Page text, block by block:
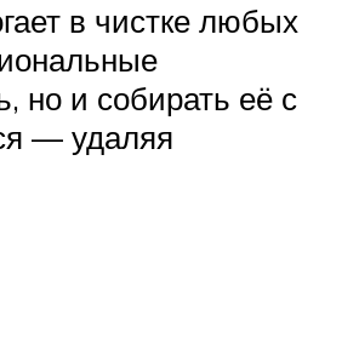
в чистке любых
но и собирать её с
— удаляя